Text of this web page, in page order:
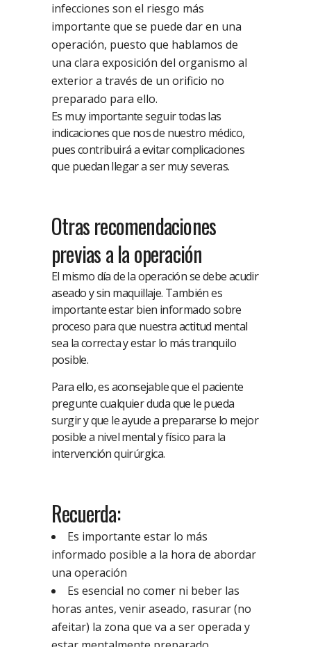
infecciones son el riesgo más
importante que se puede dar en una
operación, puesto que hablamos de
una clara exposición del organismo al
exterior a través de un orificio no
preparado para ello.
Es muy importante seguir todas las
indicaciones que nos de nuestro médico,
pues contribuirá a evitar complicaciones
que puedan llegar a ser muy severas.
Otras recomendaciones
previas a la operación
El mismo día de la operación se debe acudir
aseado y sin maquillaje. También es
importante estar bien informado sobre
proceso para que nuestra actitud mental
sea la correcta y estar lo más tranquilo
posible.
Para ello, es aconsejable que el paciente
pregunte cualquier duda que le pueda
surgir y que le ayude a prepararse lo mejor
posible a nivel mental y físico para la
intervención quirúrgica.
Recuerda:
Es importante estar lo más
informado posible a la hora de abordar
una operación
Es esencial no comer ni beber las
horas antes, venir aseado, rasurar (no
afeitar) la zona que va a ser operada y